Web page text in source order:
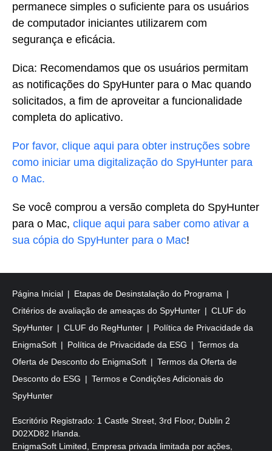
permanece simples o suficiente para os usuários
de computador iniciantes utilizarem com
segurança e eficácia.
Dica: Recomendamos que os usuários permitam
as notificações do SpyHunter para o Mac quando
solicitados, a fim de aproveitar a funcionalidade
completa do aplicativo.
Por favor, clique aqui para obter instruções sobre
como iniciar uma digitalização do SpyHunter para
o Mac.
Se você comprou a versão completa do SpyHunter
para o Mac, clique aqui para saber como ativar a
sua cópia do SpyHunter para o Mac!
Página Inicial
Etapas de Desinstalação do Programa
Critérios de avaliação de ameaças do SpyHunter
CLUF do
SpyHunter
CLUF do RegHunter
Política de Privacidade da
EnigmaSoft
Política de Privacidade da ESG
Termos da
Oferta de Desconto do EnigmaSoft
Termos da Oferta de
Desconto do ESG
Termos e Condições Adicionais do
SpyHunter
Escritório Registrado: 1 Castle Street, 3rd Floor, Dublin 2
D02XD82 Irlanda.
EnigmaSoft Limited, Empresa privada limitada por ações,